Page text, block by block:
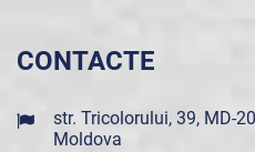
CONTACTE
str. Tricolorului, 39, MD-
Moldova